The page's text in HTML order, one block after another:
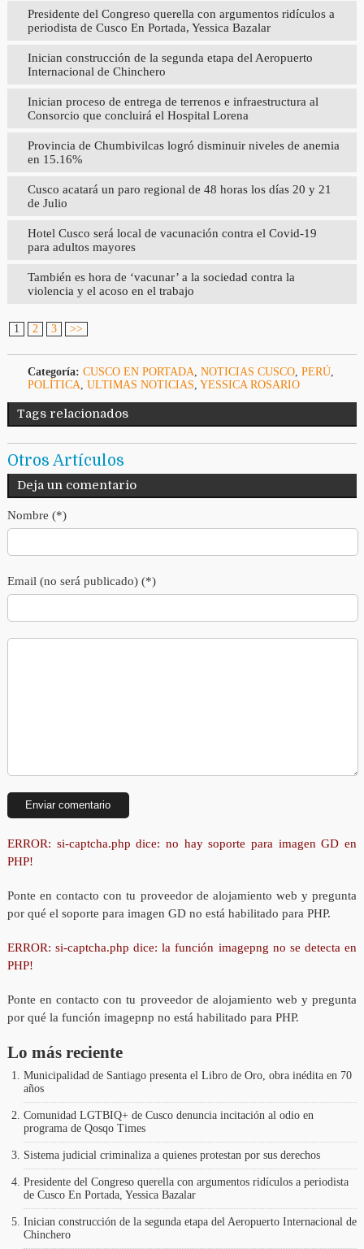
Presidente del Congreso querella con argumentos ridículos a
periodista de Cusco En Portada, Yessica Bazalar
Inician construcción de la segunda etapa del Aeropuerto
Internacional de Chinchero
Inician proceso de entrega de terrenos e infraestructura al
Consorcio que concluirá el Hospital Lorena
Provincia de Chumbivilcas logró disminuir niveles de anemia
en 15.16%
Cusco acatará un paro regional de 48 horas los días 20 y 21
de Julio
Hotel Cusco será local de vacunación contra el Covid-19
para adultos mayores
También es hora de ‘vacunar’ a la sociedad contra la
violencia y el acoso en el trabajo
1 2 3 >>
Categoría: CUSCO EN PORTADA NOTICIAS CUSCO, PERÚ,
POLÍTICA ULTIMAS NOTICIAS YESSICA ROSARIO
Tags relacionados
Otros Artículos
Deja un comentario
Nombre (*)
Email (no será publicado) (*)
ERROR: si-captcha.php dice: no hay soporte para imagen GD en
PHP!
Ponte en contacto con tu proveedor de alojamiento web y pregunta
por qué el soporte para imagen GD no está habilitado para PHP.
ERROR: si-captcha.php dice: la función imagepng no se detecta en
PHP!
Ponte en contacto con tu proveedor de alojamiento web y pregunta
por qué la función imagepnp no está habilitado para PHP.
Lo más reciente
Municipalidad de Santiago presenta el Libro de Oro, obra inédita en 70
años
Comunidad LGTBIQ+ de Cusco denuncia incitación al odio en
programa de Qosqo Times
Sistema judicial criminaliza a quienes protestan por sus derechos
Presidente del Congreso querella con argumentos ridículos a periodista
de Cusco En Portada, Yessica Bazalar
Inician construcción de la segunda etapa del Aeropuerto Internacional de
Chinchero